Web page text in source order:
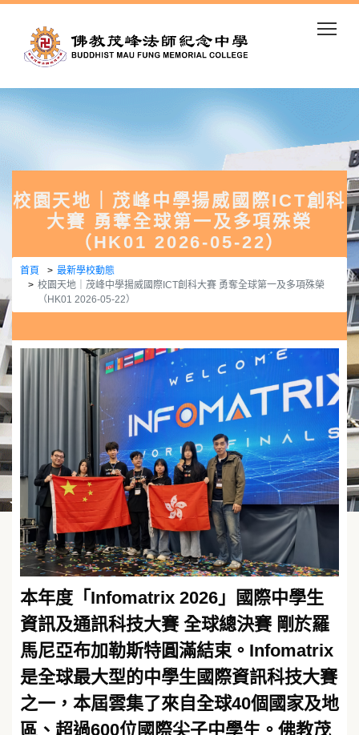
校園天地｜茂峰中學揚威國際ICT創科
大賽 勇奪全球第一及多項殊榮
（HK01 2026-05-22）
首頁
最新學校動態
校園天地｜茂峰中學揚威國際ICT創科大賽 勇奪全球第一及多項殊榮
（HK01 2026-05-22）
本年度「Infomatrix 2026」國際中學生
資訊及通訊科技大賽 全球總決賽 剛於羅
馬尼亞布加勒斯特圓滿結束。Infomatrix
是全球最大型的中學生國際資訊科技大賽
之一，本屆雲集了來自全球40個國家及地
區、超過600位國際尖子中學生。佛教茂